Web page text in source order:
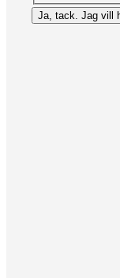
Ja, tack. Jag vill